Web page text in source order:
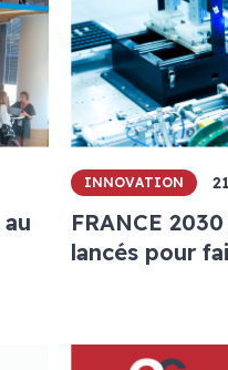
INNOVATION
FRANCE
lancés pour